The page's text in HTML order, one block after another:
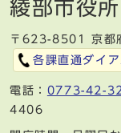
綾部市役所
〒623-8501 京都
各課直通ダイア
電話： 0773-42-
4406